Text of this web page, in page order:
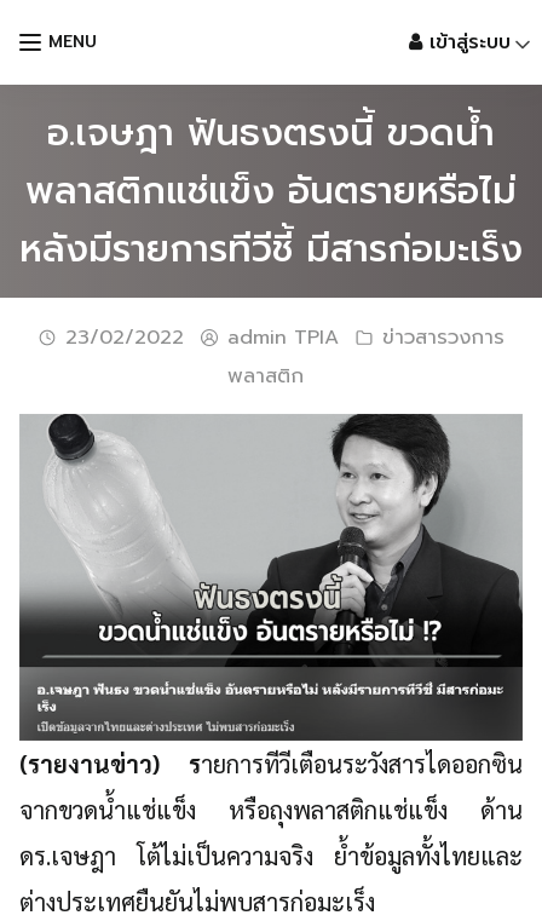
to
content
MENU เข้าสู่ระบบ
Languages:
อ.เจษฎา ฟันธงตรงนี้ ขวดน้ำ
พลาสติกแช่แข็ง อันตรายหรือไม่
หลังมีรายการทีวีชี้ มีสารก่อมะเร็ง
23/02/2022 admin TPIA
ข่าวสารวงการ
พลาสติก
(รายงานข่าว) รายการทีวีเตือนระวังสารไดออกซิน
จากขวดน้ำแช่แข็ง หรือถุงพลาสติกแช่แข็ง ด้าน
ดร.เจษฎา โต้ไม่เป็นความจริง ย้ำข้อมูลทั้งไทยและ
ต่างประเทศยืนยันไม่พบสารก่อมะเร็ง